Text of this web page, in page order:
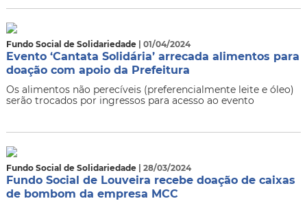
Fundo Social de Solidariedade | 01/04/2024
Evento ‘Cantata Solidária’ arrecada alimentos para
doação com apoio da Prefeitura
Os alimentos não perecíveis (preferencialmente leite e óleo)
serão trocados por ingressos para acesso ao evento
Fundo Social de Solidariedade | 28/03/2024
Fundo Social de Louveira recebe doação de caixas
de bombom da empresa MCC